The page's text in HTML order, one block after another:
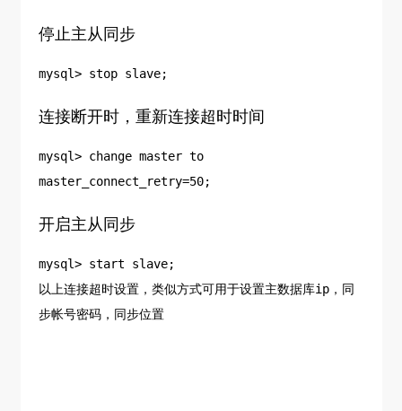
停止主从同步
mysql> stop slave;
连接断开时，重新连接超时时间
mysql> change master to
master_connect_retry=50;
开启主从同步
mysql> start slave;
以上连接超时设置，类似方式可用于设置主数据库ip，同
步帐号密码，同步位置